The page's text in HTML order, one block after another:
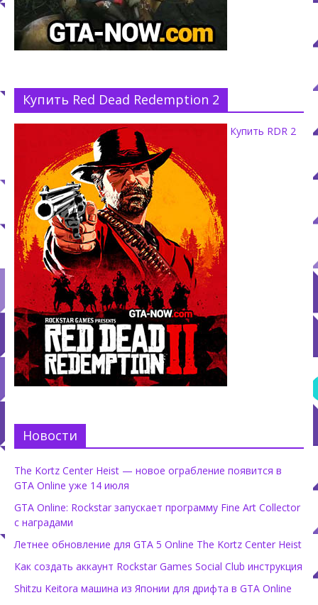
Купить Red Dead Redemption 2
Купить RDR 2
Новости
The Kortz Center Heist — новое ограбление появится в
GTA Online уже 14 июля
GTA Online: Rockstar запускает программу Fine Art Collector
с наградами
Летнее обновление для GTA 5 Online The Kortz Center Heist
Как создать аккаунт Rockstar Games Social Club инструкция
Shitzu Keitora машина из Японии для дрифта в GTA Online